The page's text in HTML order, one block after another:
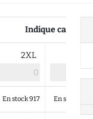
Indique cantidad
2XL
En stock 917 En stock 419